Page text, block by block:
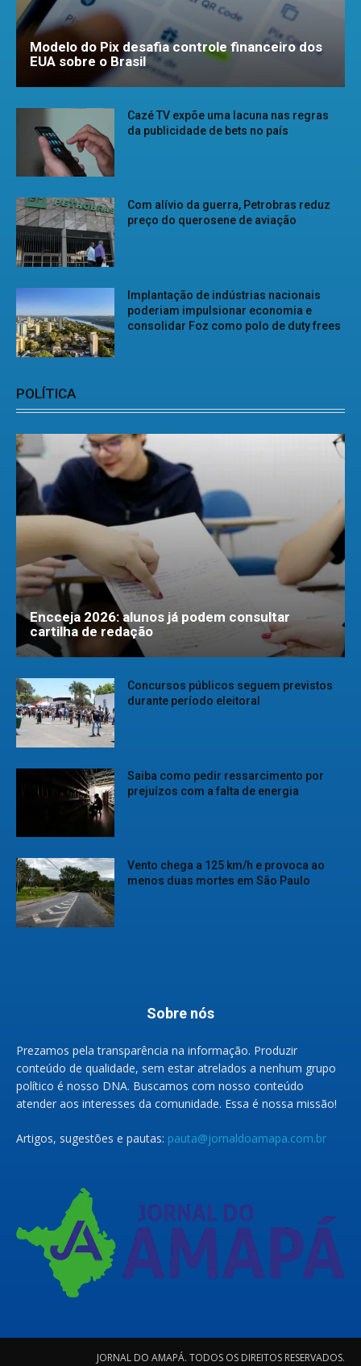
Modelo do Pix desafia controle financeiro dos
EUA sobre o Brasil
Cazé TV expõe uma lacuna nas regras
da publicidade de bets no país
Com alívio da guerra, Petrobras reduz
preço do querosene de aviação
Implantação de indústrias nacionais
poderiam impulsionar economia e
consolidar Foz como polo de duty frees
POLÍTICA
Encceja 2026: alunos já podem consultar
cartilha de redação
Concursos públicos seguem previstos
durante período eleitoral
Saiba como pedir ressarcimento por
prejuízos com a falta de energia
Vento chega a 125 km/h e provoca ao
menos duas mortes em São Paulo
Sobre nós
Prezamos pela transparência na informação. Produzir
conteúdo de qualidade, sem estar atrelados a nenhum grupo
político é nosso DNA. Buscamos com nosso conteúdo
atender aos interesses da comunidade. Essa é nossa missão!
Artigos, sugestões e pautas: pauta@jornaldoamapa.com.br
JORNAL DO AMAPÁ. TODOS OS DIREITOS RESERVADOS.